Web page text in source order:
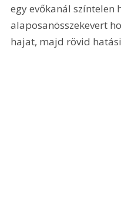
egy evőkanál színtelen
alaposanösszekevert
hajat, majd rövid